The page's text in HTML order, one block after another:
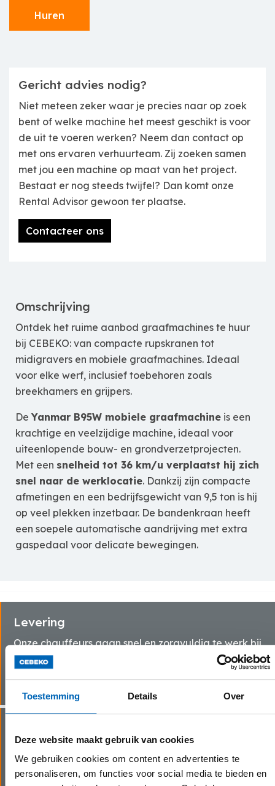
Toestemming Details Over
Deze website maakt gebruik van cookies
We gebruiken cookies om content en advertenties te
personaliseren, om functies voor social media te bieden en
Huren
Gericht advies nodig?
Niet meteen zeker waar je precies naar op zoek
bent of welke machine het meest geschikt is voor
de uit te voeren werken? Neem dan contact op
met ons ervaren verhuurteam. Zij zoeken samen
met jou een machine op maat van het project.
Bestaat er nog steeds twijfel? Dan komt onze
Rental Advisor gewoon ter plaatse.
Contacteer ons
Omschrijving
Ontdek het ruime aanbod graafmachines te huur
bij CEBEKO: van compacte rupskranen tot
midigravers en mobiele graafmachines. Ideaal
voor elke werf, inclusief toebehoren zoals
breekhamers en grijpers.
De Yanmar B95W mobiele graafmachine is een
krachtige en veelzijdige machine, ideaal voor
uiteenlopende bouw- en grondverzetprojecten.
Met een snelheid tot 36 km/u verplaatst hij zich
snel naar de werklocatie. Dankzij zijn compacte
afmetingen en een bedrijfsgewicht van 9,5 ton is hij
op veel plekken inzetbaar. De bandenkraan heeft
een soepele automatische aandrijving met extra
gaspedaal voor delicate bewegingen.
Levering
Onze chauffeurs gaan snel en zorgvuldig te werk bij
het leveren van jouw huurmachine(s) bij jouw thuis
Dankzij onze eigen transportdienst en
servicewagens kunnen wij steeds snel schakelen bij
last minute bestellingen of technische problemen.